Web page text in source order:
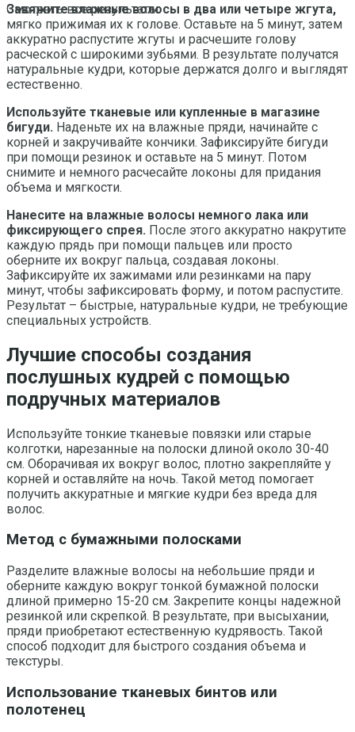
Смотреть все результаты
Завяжите влажные волосы в два или четыре жгута,
мягко прижимая их к голове. Оставьте на 5 минут, затем
аккуратно распустите жгуты и расчешите голову
расческой с широкими зубьями. В результате получатся
натуральные кудри, которые держатся долго и выглядят
естественно.
Используйте тканевые или купленные в магазине
бигуди. Наденьте их на влажные пряди, начинайте с
корней и закручивайте кончики. Зафиксируйте бигуди
при помощи резинок и оставьте на 5 минут. Потом
снимите и немного расчесайте локоны для придания
объема и мягкости.
Нанесите на влажные волосы немного лака или
фиксирующего спрея. После этого аккуратно накрутите
каждую прядь при помощи пальцев или просто
оберните их вокруг пальца, создавая локоны.
Зафиксируйте их зажимами или резинками на пару
минут, чтобы зафиксировать форму, и потом распустите.
Результат – быстрые, натуральные кудри, не требующие
специальных устройств.
Лучшие способы создания
послушных кудрей с помощью
подручных материалов
Используйте тонкие тканевые повязки или старые
колготки, нарезанные на полоски длиной около 30-40
см. Оборачивая их вокруг волос, плотно закрепляйте у
корней и оставляйте на ночь. Такой метод помогает
получить аккуратные и мягкие кудри без вреда для
волос.
Метод с бумажными полосками
Разделите влажные волосы на небольшие пряди и
оберните каждую вокруг тонкой бумажной полоски
длиной примерно 15-20 см. Закрепите концы надежной
резинкой или скрепкой. В результате, при высыхании,
пряди приобретают естественную кудрявость. Такой
способ подходит для быстрого создания объема и
текстуры.
Использование тканевых бинтов или
полотенец